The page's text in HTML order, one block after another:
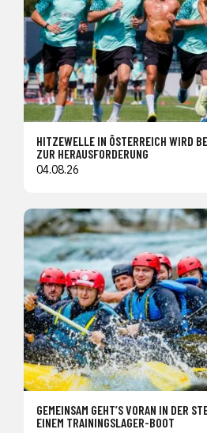
HITZEWELLE IN ÖSTERREICH WIRD
ZUR HERAUSFORDERUNG
04.08.26
GEMEINSAM GEHT’S VORAN IN DER
EINEM TRAININGSLAGER-BOOT